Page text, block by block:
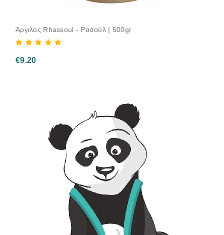
Άργιλος Rhassoul - Ρασούλ | 500gr
€9.20